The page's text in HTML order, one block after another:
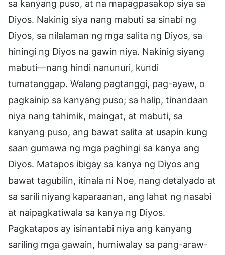
sa kanyang puso, at na mapagpasakop siya sa
Diyos. Nakinig siya nang mabuti sa sinabi ng
Diyos, sa nilalaman ng mga salita ng Diyos, sa
hiningi ng Diyos na gawin niya. Nakinig siyang
mabuti—nang hindi nanunuri, kundi
tumatanggap. Walang pagtanggi, pag-ayaw, o
pagkainip sa kanyang puso; sa halip, tinandaan
niya nang tahimik, maingat, at mabuti, sa
kanyang puso, ang bawat salita at usapin kung
saan gumawa ng mga paghingi sa kanya ang
Diyos. Matapos ibigay sa kanya ng Diyos ang
bawat tagubilin, itinala ni Noe, nang detalyado at
sa sarili niyang kaparaanan, ang lahat ng nasabi
at naipagkatiwala sa kanya ng Diyos.
Pagkatapos ay isinantabi niya ang kanyang
sariling mga gawain, humiwalay sa pang-araw-